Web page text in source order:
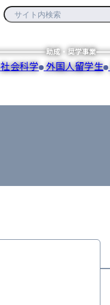
助成・奨学事業
社会科学 外国人留学生